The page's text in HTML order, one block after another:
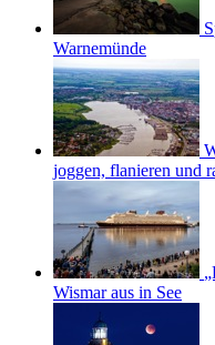
Warnemünde
joggen, flanieren und
Wismar aus in See